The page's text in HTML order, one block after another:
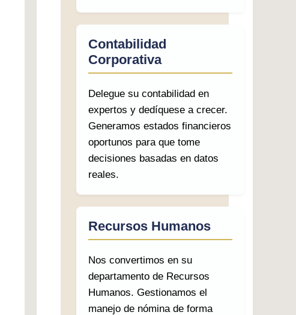
Contabilidad
Corporativa
Delegue su contabilidad en
expertos y dedíquese a crecer.
Generamos estados financieros
oportunos para que tome
decisiones basadas en datos
reales.
Recursos Humanos
Nos convertimos en su
departamento de Recursos
Humanos. Gestionamos el
manejo de nómina de forma